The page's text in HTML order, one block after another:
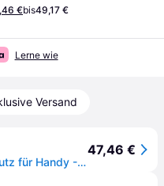
€bis49,17 €
Lerne wie
Versand
StarTech.com - Bildschirmschutz für Handy - 4-Wege, Sichtschutzfilter, für Hochformat/Querformat, touch-fähig, +/-30° Sichtwinkel - Glas - mit Sichtschutzfilter - 4-Wege - klebend - Schwarz - für Apple iPhone 15 (IP15T-PRIVACY-SCREEN)
47,46 €